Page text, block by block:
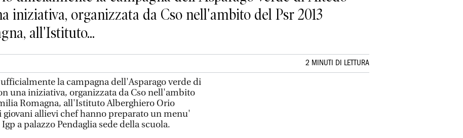
iniziativa, organizzata da Cso nell'ambito del Psr 2013
all'Istituto...
2 MINUTI DI LETTURA
la campagna dell'Asparago verde di
una iniziativa, organizzata da Cso nell'ambito
Romagna, all'Istituto Alberghiero Orio
giovani allievi chef hanno preparato un menu'
a palazzo Pendaglia sede della scuola.